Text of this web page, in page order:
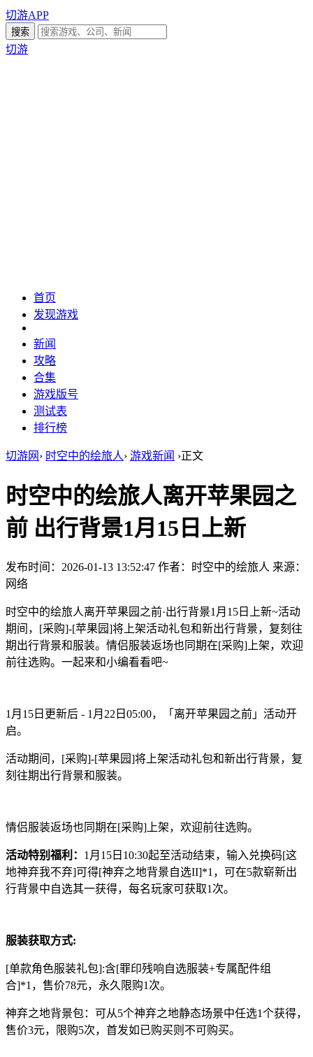
切游APP
切游
首页
发现游戏
新闻
攻略
合集
游戏版号
测试表
排行榜
切游网 › 时空中的绘旅人› 游戏新闻 ›正文
时空中的绘旅人离开苹果园之
前 出行背景1月15日上新
发布时间：2026-01-13 13:52:47 作者：时空中的绘旅人 来源：
网络
时空中的绘旅人离开苹果园之前·出行背景1月15日上新~活动
期间，[采购]-[苹果园]将上架活动礼包和新出行背景，复刻往
期出行背景和服装。情侣服装返场也同期在[采购]上架，欢迎
前往选购。一起来和小编看看吧~
1月15日更新后 - 1月22日05:00，「离开苹果园之前」活动开
启。
活动期间，[采购]-[苹果园]将上架活动礼包和新出行背景，复
刻往期出行背景和服装。
情侣服装返场也同期在[采购]上架，欢迎前往选购。
活动特别福利： 1月15日10:30起至活动结束，输入兑换码[这
地神弃我不弃]可得[神弃之地背景自选II]*1，可在5款崭新出
行背景中自选其一获得，每名玩家可获取1次。
服装获取方式:
[单款角色服装礼包]:含[罪印残响自选服装+专属配件组
合]*1，售价78元，永久限购1次。
神弃之地背景包：可从5个神弃之地静态场景中任选1个获得，
售价3元，限购5次，首发如已购买则不可购买。